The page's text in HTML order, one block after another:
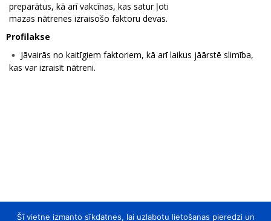
preparātus, kā arī vakcīnas, kas satur ļoti
mazas nātrenes izraisošo faktoru devas.
Profilakse
Jāvairās no kaitīgiem faktoriem, kā arī laikus jāārstē slimība,
kas var izraisīt nātreni.
Šī vietne izmanto sīkdatnes, lai uzlabotu lietošanas pieredzi un